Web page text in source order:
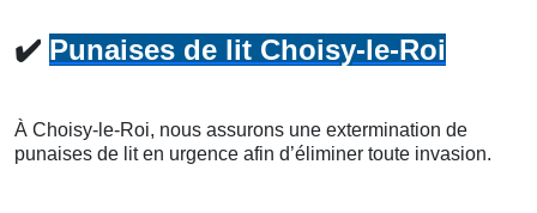
✔️ Punaises de lit Choisy-le-Roi
À Choisy-le-Roi, nous assurons une extermination de
punaises de lit en urgence afin d’éliminer toute invasion.